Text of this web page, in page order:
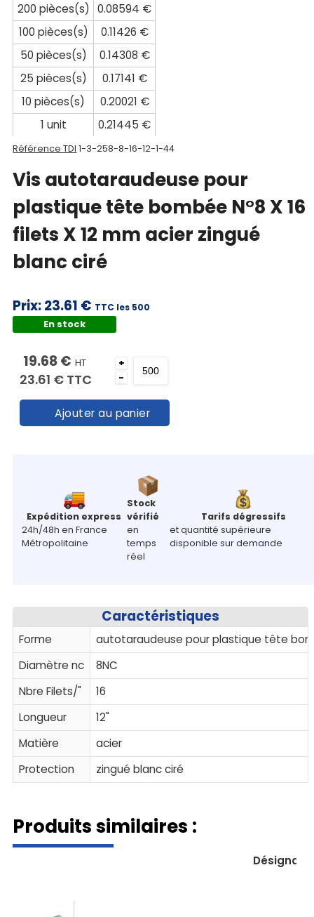
Mon
panier
Contact
200 pièces(s)
0.08594 €
100 pièces(s)
0.11426 €
50 pièces(s)
0.14308 €
25 pièces(s)
0.17141 €
10 pièces(s)
0.20021 €
1 unit
0.21445 €
Référence TDI 1-3-258-8-16-12-1-44
Vis autotaraudeuse pour
plastique tête bombée N°8 X 16
filets X 12 mm acier zingué
blanc ciré
Prix:23.61 € TTC les 500
En stock
19.68 € HT
23.61 € TTC
+
-
Ajouter au panier
Expédition express
24h/48h en France
Métropolitaine
Stock
vérifié
en
temps
réel
Tarifs dégressifs
et quantité supérieure
disponible sur demande
Caractéristiques
Forme
autotaraudeuse pour plastique tête
Diamètre nc
8NC
Nbre Filets/"
16
Longueur
12"
Matière
acier
Protection
zingué blanc ciré
Produits similaires :